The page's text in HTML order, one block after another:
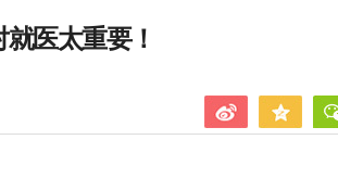
医太重要！